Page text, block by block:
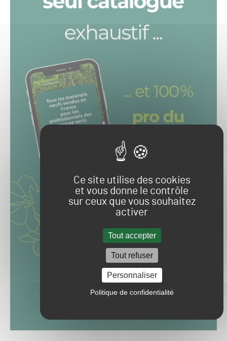
Ce site utilise des cookies
et vous donne le contrôle
sur ceux que vous souhaitez
activer
Tout accepter
Tout refuser
Personnaliser
Politique de confidentialité